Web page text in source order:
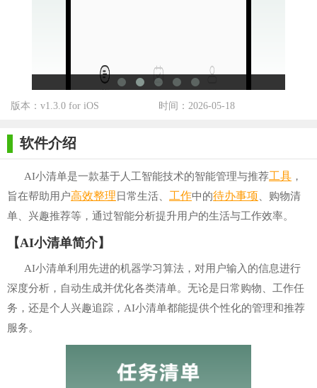
版本：v1.3.0 for iOS 时间：2026-05-18
软件介绍
AI小清单是一款基于人工智能技术的智能管理与推荐工具 ，
旨在帮助用户高效整理 日常生活、 工作中的待办事项 、购物清
单、兴趣推荐等，通过智能分析提升用户的生活与工作效率。
【AI小清单简介】
AI小清单利用先进的机器学习算法，对用户输入的信息进行
深度分析，自动生成并优化各类清单。无论是日常购物、工作任
务，还是个人兴趣追踪，AI小清单都能提供个性化的管理和推荐
服务。